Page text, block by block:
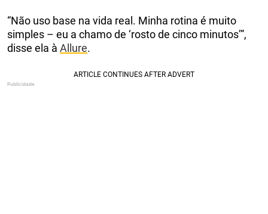
“Não uso base na vida real. Minha rotina é muito
simples – eu a chamo de ‘rosto de cinco minutos’”,
disse ela à Allure.